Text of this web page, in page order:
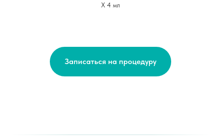
X 4 мл
Записаться на процедуру